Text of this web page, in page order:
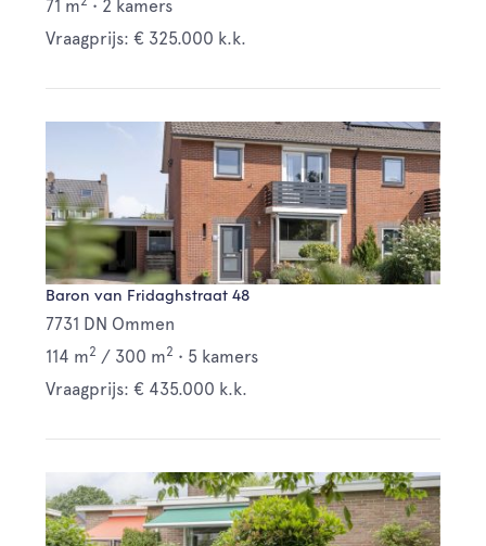
71 m
• 2 kamers
Vraagprijs: € 325.000 k.k.
Baron van Fridaghstraat 48
7731 DN Ommen
114 m2 / 300 m2 • 5 kamers
Vraagprijs: € 435.000 k.k.